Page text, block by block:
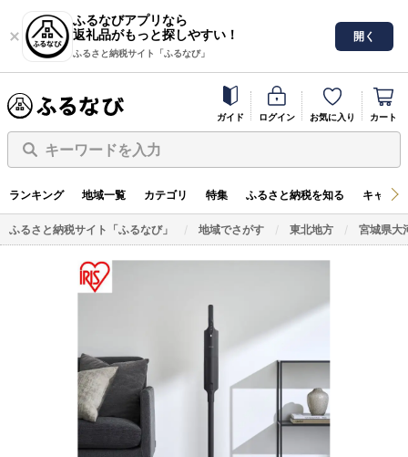
ふるなびアプリなら
返礼品がもっと探しやすい！
ふるさと納税サイト「ふるなび」
開く
ガイド ログイン お気に入り カート
キーワードを入力
ランキング 地域一覧 カテゴリ 特集 ふるさと納税を知る キャン
ふるさと納税サイト「ふるなび」 地域でさがす 東北地方 宮城県大